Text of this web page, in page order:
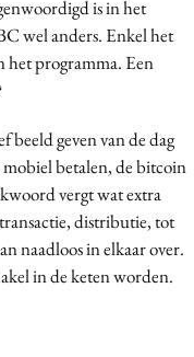
is in het
wel anders. Enkel het
het programma. Een
beeld geven van de dag
betalen, de bitcoin
vergt wat extra
distributie, tot
naadloos in elkaar over.
in de keten worden.